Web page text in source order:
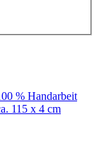
% Handarbeit
115 x 4 cm